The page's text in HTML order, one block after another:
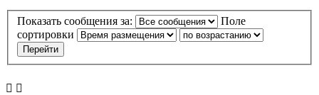
Показать сообщения за:
Поле
сортировки